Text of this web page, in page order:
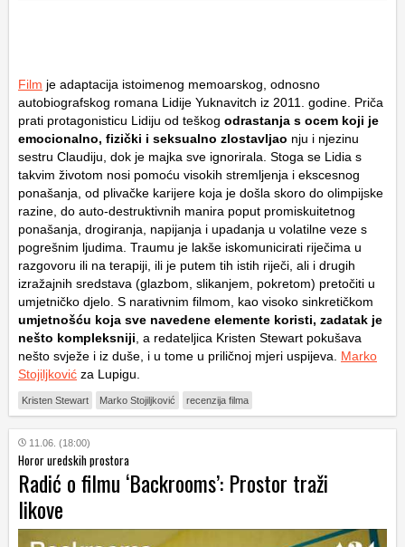
Film je adaptacija istoimenog memoarskog, odnosno
autobiografskog romana Lidije Yuknavitch iz 2011. godine. Priča
prati protagonisticu Lidiju od teškog odrastanja s ocem koji je
emocionalno, fizički i seksualno zlostavljao nju i njezinu
sestru Claudiju, dok je majka sve ignorirala. Stoga se Lidia s
takvim životom nosi pomoću visokih stremljenja i ekscesnog
ponašanja, od plivačke karijere koja je došla skoro do olimpijske
razine, do auto-destruktivnih manira poput promiskuitetnog
ponašanja, drogiranja, napijanja i upadanja u volatilne veze s
pogrešnim ljudima. Traumu je lakše iskomunicirati riječima u
razgovoru ili na terapiji, ili je putem tih istih riječi, ali i drugih
izražajnih sredstava (glazbom, slikanjem, pokretom) pretočiti u
umjetničko djelo. S narativnim filmom, kao visoko sinkretičkom
umjetnošću koja sve navedene elemente koristi, zadatak je
nešto kompleksniji , a redateljica Kristen Stewart pokušava
nešto svježe i iz duše, i u tome u priličnoj mjeri uspijeva. Marko
Stojiljković za Lupigu.
Kristen Stewart Marko Stojiljković recenzija filma
11.06. (18:00)
Horor uredskih prostora
Radić o filmu ‘Backrooms’: Prostor traži
likove